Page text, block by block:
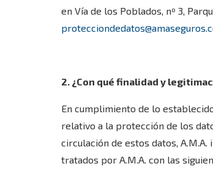
en Vía de los Poblados, nº 3,
2. ¿Con qué finalidad y
En cumplimiento de lo
relativo a la protección de los
circulación de estos datos,
tratados por A.M.A. con las